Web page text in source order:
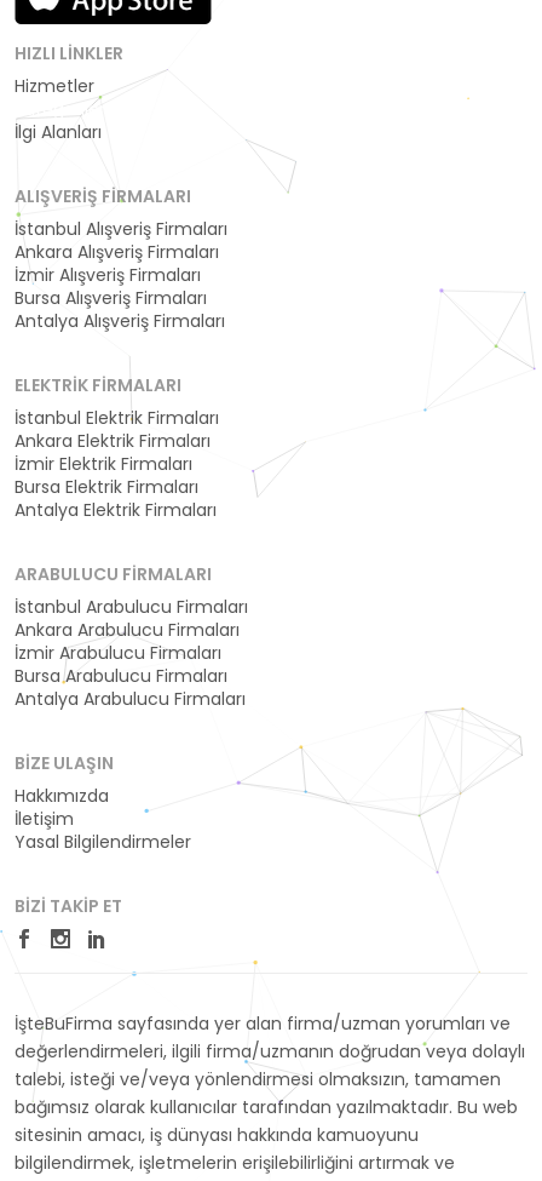
HIZLI LINKLER
Hizmetler
Kategoriler
İlgi Alanları
ALIŞVERIŞ FIRMALARI
İstanbul Alışveriş Firmaları
Ankara Alışveriş Firmaları
İzmir Alışveriş Firmaları
Bursa Alışveriş Firmaları
Antalya Alışveriş Firmaları
ELEKTRIK FIRMALARI
İstanbul Elektrik Firmaları
Ankara Elektrik Firmaları
İzmir Elektrik Firmaları
Bursa Elektrik Firmaları
Antalya Elektrik Firmaları
ARABULUCU FIRMALARI
İstanbul Arabulucu Firmaları
Ankara Arabulucu Firmaları
İzmir Arabulucu Firmaları
Bursa Arabulucu Firmaları
Antalya Arabulucu Firmaları
BIZE ULAŞIN
Hakkımızda
İletişim
Yasal Bilgilendirmeler
BIZI TAKIP ET
İşteBuFirma sayfasında yer alan firma/uzman yorumları ve
değerlendirmeleri, ilgili firma/uzmanın doğrudan veya dolaylı
talebi, isteği ve/veya yönlendirmesi olmaksızın, tamamen
bağımsız olarak kullanıcılar tarafından yazılmaktadır. Bu web
sitesinin amacı, iş dünyası hakkında kamuoyunu
bilgilendirmek, işletmelerin erişilebilirliğini artırmak ve